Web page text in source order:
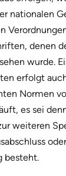
nationalen
denen
wurde.
erfolgt
Normen
es sei
weiteren
besteht.